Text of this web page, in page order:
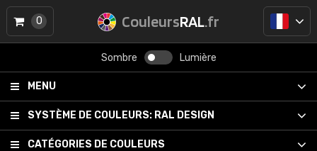
CouleursRAL.fr
Sombre Lumière
MENU
SYSTÈME DE COULEURS: RAL DESIGN
CATÉGORIES DE COULEURS
0